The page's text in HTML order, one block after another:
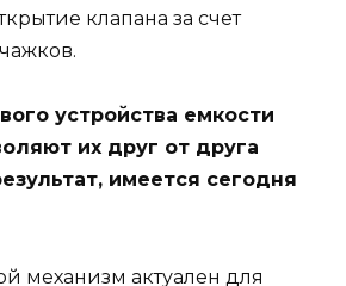
клапана за счет
устройства емкости
их друг от друга
имеется сегодня
механизм актуален для